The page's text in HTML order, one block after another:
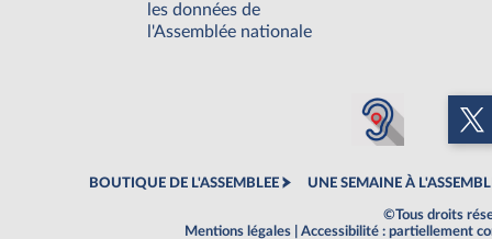
les données de
l'Assemblée nationale
BOUTIQUE DE L'ASSEMBLEE UNE SEMAINE À
©Tous droits
Mentions légales
Accessibilité : partiellement